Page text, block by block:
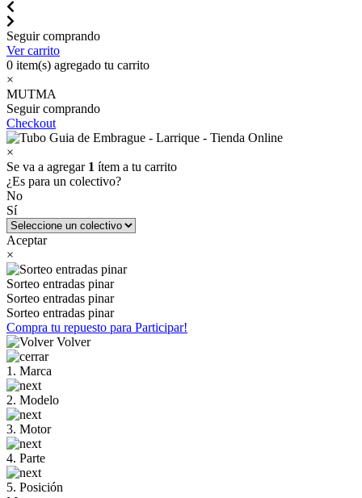
Seguir comprando
Ver carrito
0 item(s) agregado tu carrito
×
MUTMA
Seguir comprando
Checkout
×
Se va a agregar 1 ítem a tu carrito
¿Es para un colectivo?
No
Sí
Aceptar
×
Sorteo entradas pinar
Sorteo entradas pinar
Sorteo entradas pinar
Compra tu repuesto para Participar!
Volver
1. Marca
2. Modelo
3. Motor
4. Parte
5. Posición